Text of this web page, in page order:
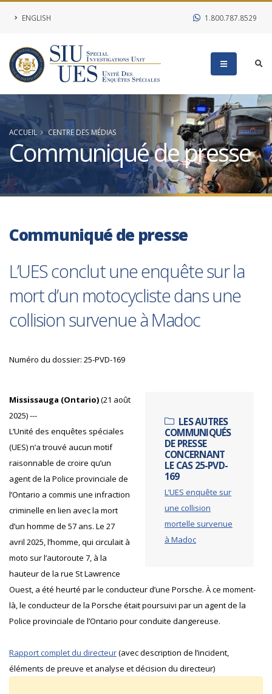
ENGLISH 1.800.787.8529
ACCUEIL CENTRE DES MÉDIAS
Communiqué de presse
Communiqué de presse
L’UES conclut une enquête sur la
mort d’un motocycliste dans une
collision survenue à Madoc
Numéro du dossier: 25-PVD-169
LES AUTRES
COMMUNIQUÉS
DE PRESSE
CONCERNANT
LE CAS 25-PVD-
169
L’UES enquête sur
une collision
mortelle survenue
à Madoc
Mississauga (Ontario)(21 août
2025) ---
L’Unité des enquêtes spéciales
(UES) n’a trouvé aucun motif
raisonnable de croire qu’un
agent de la Police provinciale de
l’Ontario a commis une infraction
criminelle en lien avec la mort
d’un homme de 57 ans. Le 27
avril 2025, l’homme, qui circulait à
moto sur l’autoroute 7, à la
hauteur de la rue St Lawrence
Ouest, a été heurté par le conducteur d’une Porsche. À ce moment-
là, le conducteur de la Porsche était poursuivi par un agent de la
Police provinciale de l’Ontario pour conduite dangereuse.
Rapport complet du directeur(avec description de l’incident,
éléments de preuve et analyse et décision du directeur)